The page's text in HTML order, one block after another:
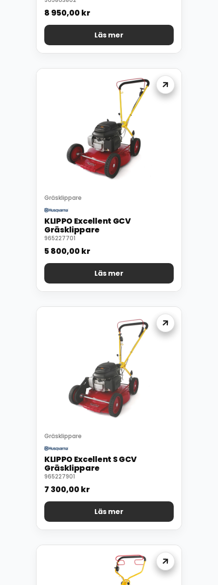
8 950,00kr
Läs mer
Gräsklippare
KLIPPO Excellent GCV
Gräsklippare
965227701
5 800,00kr
Läs mer
Gräsklippare
KLIPPO Excellent S GCV
Gräsklippare
965227901
7 300,00kr
Läs mer